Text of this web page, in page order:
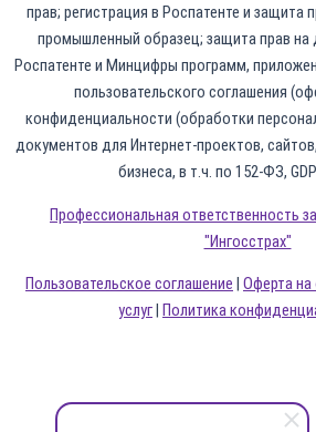
прав; регистрация в Роспатенте и защита
промышленный образец; защита прав на
Роспатенте и Минцифры программ,
пользовательского соглашения
конфиденциальности (обработки
документов для Интернет-проектов,
бизнеса, в т.ч. по 152-ФЗ,
Профессиональная ответственность
"Ингосстрах"
Пользовательское соглашение Оферта на
услуг
Политика